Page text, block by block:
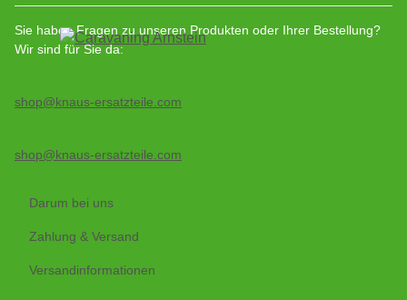
Sie haben Fragen zu unseren Produkten oder Ihrer Bestellung?
Wir sind für Sie da:
shop@knaus-ersatzteile.com
shop@knaus-ersatzteile.com
Darum bei uns
Zahlung & Versand
Versandinformationen